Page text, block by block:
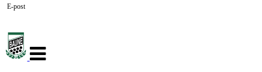
navigasjon
E-post